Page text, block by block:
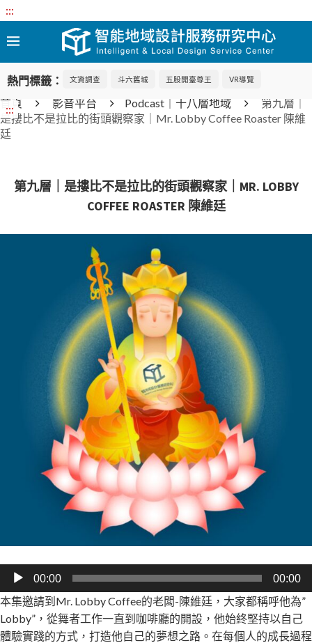
:::
熱門標籤： 文資調查 斗六舊城 五股開臺尊王 VR導覽
:::
首頁 影音平台 Podcast｜十八層地域
第九層｜
是摟比不是拉比的街頭觀察家｜Mr. Lobby Coffee Roaster 陳維
廷
第九層｜是摟比不是拉比的街頭觀察家｜MR. LOBBY
COFFEE ROASTER 陳維廷
訊
播
放
00:00 00:00
本集邀請到Mr. Lobby Coffee的老闆-陳維廷，大家都稱呼他為”
Lobby”，從舞者工作一直到咖啡廳的開設，他始終堅持以自己
體驗實踐的方式，打造他自己的夢想之路。在每個人的成長過程